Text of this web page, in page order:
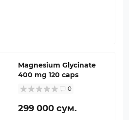
Magnesium Glycinate
400 mg 120 caps
0
299 000 сум.